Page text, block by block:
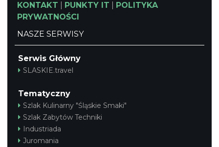
KONTAKT PUNKTY IT
POLITYKA
PRYWATNOŚCI
NASZE SERWISY
Serwis Główny
SLASKIE.travel
Tematyczny
Szlak Kulinarny "Śląskie Smaki"
Szlak Zabytów Techniki
Industriada
Juromania